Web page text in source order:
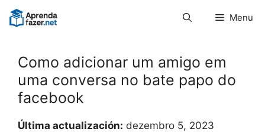
Pular
para
Menu
Como adicionar um amigo em
uma conversa no bate papo do
facebook
Última actualización: dezembro 5, 2023